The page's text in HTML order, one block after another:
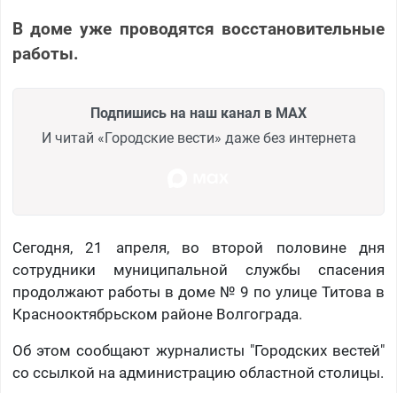
В доме уже проводятся восстановительные
работы.
Подпишись на наш канал в MAX
И читай «Городские вести» даже без интернета
Сегодня, 21 апреля, во второй половине дня
сотрудники муниципальной службы спасения
продолжают работы в доме № 9 по улице Титова в
Краснооктябрьском районе Волгограда.
Об этом сообщают журналисты "Городских вестей"
со ссылкой на администрацию областной столицы.